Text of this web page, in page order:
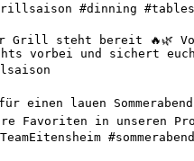
#grillsaison #dinning
Grill steht bereit 🔥🌿
vorbei und sichert
einen lauen
Favoriten in unseren